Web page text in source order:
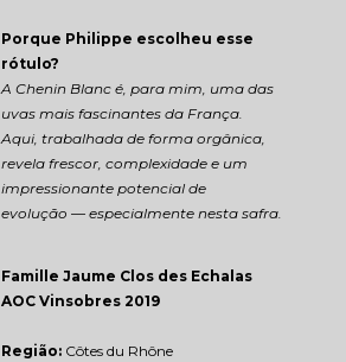
Porque Philippe escolheu esse
rótulo?
A Chenin Blanc é, para mim, uma das
uvas mais fascinantes da França.
Aqui, trabalhada de forma orgânica,
revela frescor, complexidade e um
impressionante potencial de
evolução — especialmente nesta safra.
Famille Jaume Clos des Echalas
AOC Vinsobres 2019
Região: Côtes du Rhône